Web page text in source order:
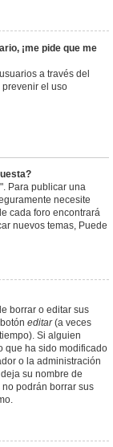
¡me pide que me
a través del
el uso
Para publicar una
necesite
cada foro encontrará
nuevos temas, Puede
borrar o editar sus
editar(a veces
Si alguien
que ha sido modificado
o la administración
su nombre de
podrán borrar sus